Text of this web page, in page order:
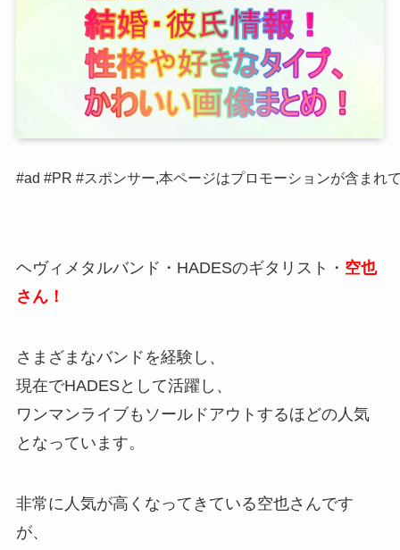
#ad #PR #スポンサー,本ページはプロモーションが含まれ
ヘヴィメタルバンド・HADESのギタリスト・ 空也
さん！
さまざまなバンドを経験し、
現在でHADESとして活躍し、
ワンマンライブもソールドアウトするほどの人気
となっています。
非常に人気が高くなってきている空也さんです
が、